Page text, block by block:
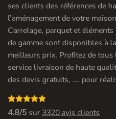
ses clients des références de
l’aménagement de votre
Carrelage, parquet et
de gamme sont disponibles à
meilleurs prix. Profitez de tous
service livraison de haute
des devis gratuits, …. pour

4.8/5 sur 3320 avis clients